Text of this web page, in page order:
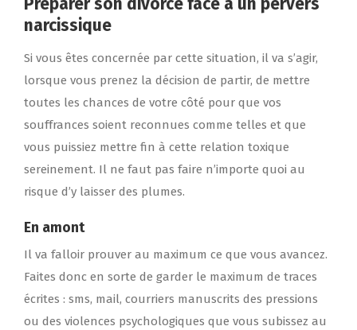
Préparer son divorce face à un pervers
narcissique
Si vous êtes concernée par cette situation, il va s’agir,
lorsque vous prenez la décision de partir, de mettre
toutes les chances de votre côté pour que vos
souffrances soient reconnues comme telles et que
vous puissiez mettre fin à cette relation toxique
sereinement. Il ne faut pas faire n’importe quoi au
risque d’y laisser des plumes.
En amont
Il va falloir prouver au maximum ce que vous avancez.
Faites donc en sorte de garder le maximum de traces
écrites : sms, mail, courriers manuscrits des pressions
ou des violences psychologiques que vous subissez au